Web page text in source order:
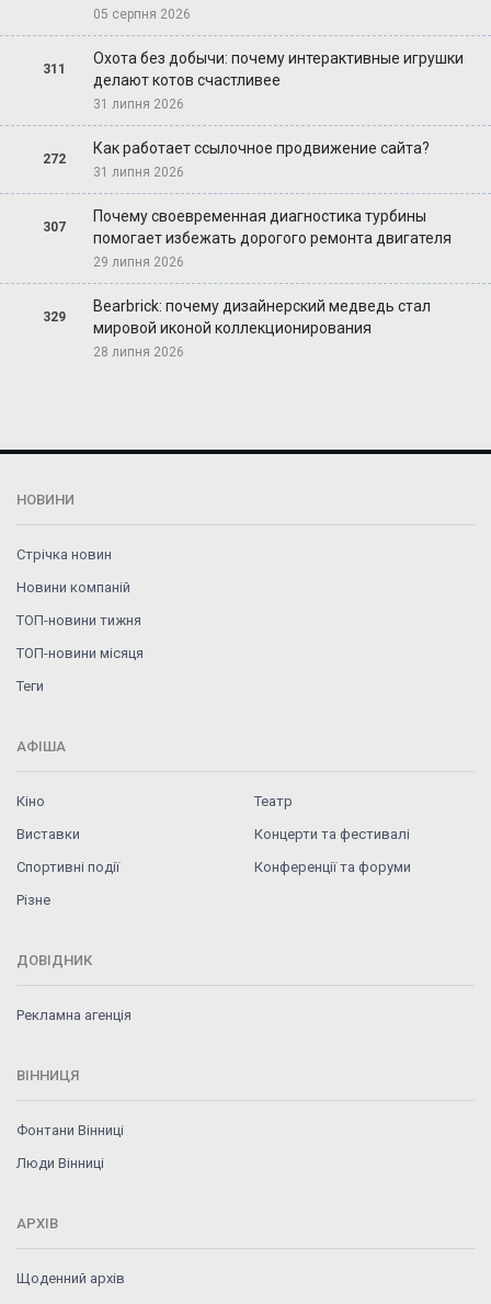
05 серпня 2026
311
Охота без добычи: почему интерактивные игрушки
делают котов счастливее
31 липня 2026
272
Как работает ссылочное продвижение сайта?
31 липня 2026
307
Почему своевременная диагностика турбины
помогает избежать дорогого ремонта двигателя
29 липня 2026
329
Bearbrick: почему дизайнерский медведь стал
мировой иконой коллекционирования
28 липня 2026
НОВИНИ
Стрічка новин
Новини компаній
ТОП-новини тижня
ТОП-новини місяця
Теги
АФІША
Кіно
Театр
Виставки
Концерти та фестивалі
Спортивні події
Конференції та форуми
Різне
ДОВІДНИК
Рекламна агенція
ВІННИЦЯ
Фонтани Вінниці
Люди Вінниці
АРХІВ
Щоденний архів